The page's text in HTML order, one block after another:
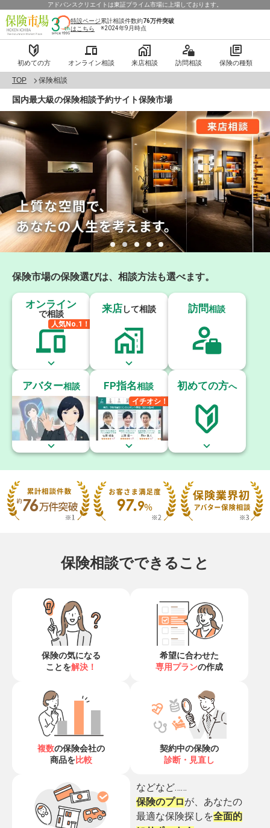
アドバンスクリエイトは東証プライム市場に上場しております。
特設ページ
はこちら
累計相談件数約76万件突破
※2024年9月時点
初めての方 オンライン相談 来店相談 訪問相談 保険の種類
TOP 保険相談
国内最大級の保険相談予約サイト保険市場
保険市場の保険選びは、相談方法も選べます。
オンライン
で相談 来店して相談 訪問相談
アバター相談 FP指名相談 初めての方へ
保険相談でできること
保険の気になる
ことを解決！
希望に合わせた
専用プランの作成
複数の保険会社の
商品を比較
契約中の保険の
診断・見直し
などなど……
保険のプロが、あなたの
最適な保険探しを全面的